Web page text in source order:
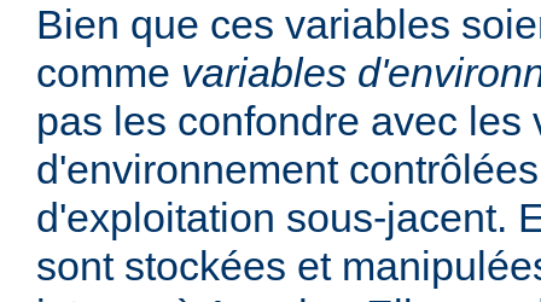
Bien que ces variables
comme variables
pas les confondre avec les
d'environnement
d'exploitation sous-jacent.
sont stockées et